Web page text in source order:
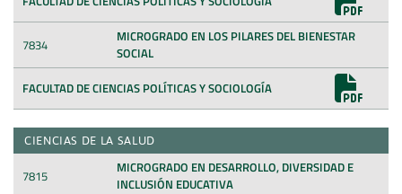
7834
MICROGRADO EN LOS PILARES DEL BIENESTAR
SOCIAL
FACULTAD DE CIENCIAS POLÍTICAS Y SOCIOLOGÍA
CIENCIAS DE LA SALUD
7815
MICROGRADO EN DESARROLLO, DIVERSIDAD E
INCLUSIÓN EDUCATIVA